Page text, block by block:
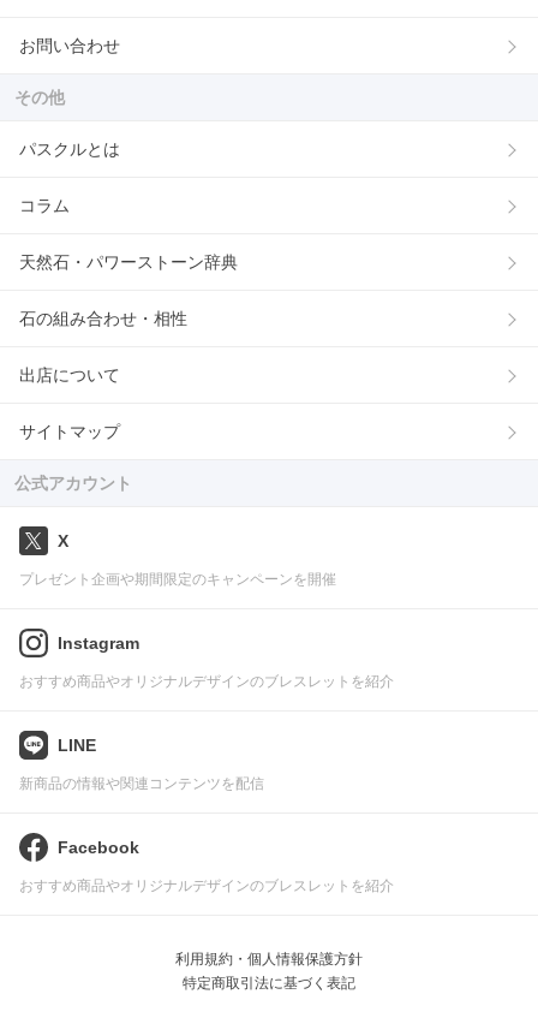
お問い合わせ
その他
パスクルとは
コラム
天然石・パワーストーン辞典
石の組み合わせ・相性
出店について
サイトマップ
公式アカウント
X
プレゼント企画や期間限定のキャンペーンを開催
Instagram
おすすめ商品やオリジナルデザインのブレスレットを紹介
LINE
新商品の情報や関連コンテンツを配信
Facebook
おすすめ商品やオリジナルデザインのブレスレットを紹介
利用規約・個人情報保護方針
特定商取引法に基づく表記